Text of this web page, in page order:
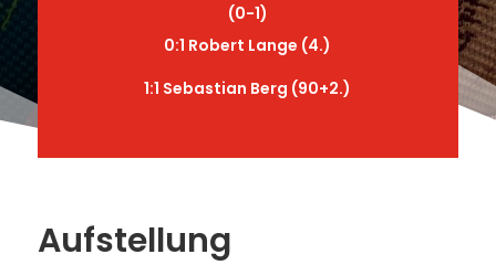
(0-1)
0:1 Robert Lange (4.)
1:1 Sebastian Berg (90+2.)
Aufstellung